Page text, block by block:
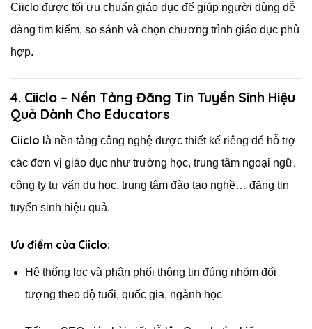
Ciiclo được tối ưu chuẩn giáo dục để giúp người dùng dễ
dàng tim kiếm, so sánh và chọn chương trình giáo dục phù
hợp.
4. Ciiclo – Nền Tảng Đăng Tin Tuyển Sinh Hiệu
Quả Dành Cho Educators
Ciiclo là nền tảng công nghệ được thiết kế riêng để hỗ trợ
các đơn vị giáo dục như trường học, trung tâm ngoại ngữ,
công ty tư vấn du học, trung tâm đào tạo nghề… đăng tin
tuyển sinh hiệu quả.
Ưu điểm của Ciiclo:
Hệ thống lọc và phân phối thông tin đúng nhóm đối
tượng theo độ tuổi, quốc gia, ngành học